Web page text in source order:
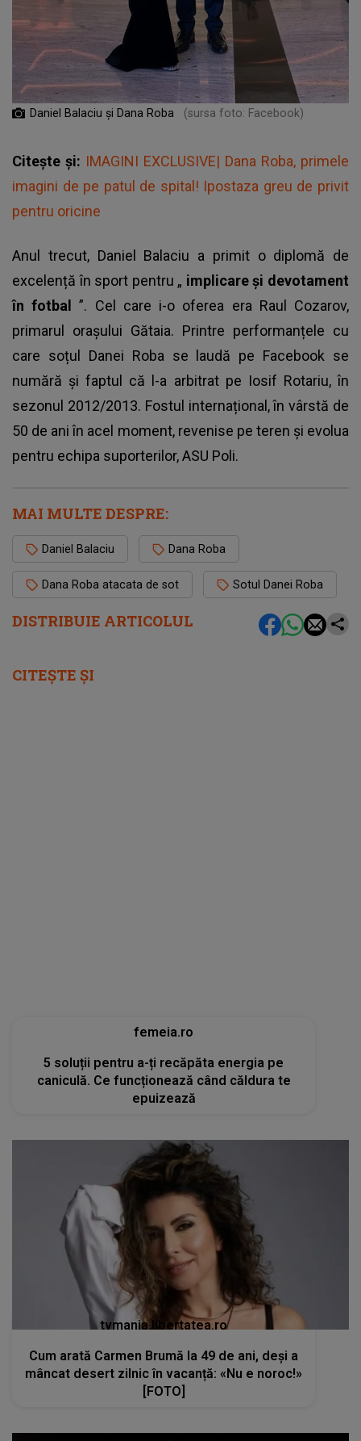
DISTRIBUIE ARTICOLUL
Daniel Balaciu și Dana Roba (sursa foto: Facebook)
Citește și: IMAGINI EXCLUSIVE| Dana Roba, primele
imagini de pe patul de spital! Ipostaza greu de privit
pentru oricine
Anul trecut, Daniel Balaciu a primit o diplomă de
excelență în sport pentru „ implicare și devotament
în fotbal”. Cel care i-o oferea era Raul Cozarov,
primarul orașului Gătaia. Printre performanțele cu
care soțul Danei Roba se laudă pe Facebook se
numără și faptul că l-a arbitrat pe Iosif Rotariu, în
sezonul 2012/2013. Fostul internațional, în vârstă de
50 de ani în acel moment, revenise pe teren și evolua
pentru echipa suporterilor, ASU Poli.
MAI MULTE DESPRE:
Daniel Balaciu Dana Roba
Dana Roba atacata de sot Sotul Danei Roba
CITEȘTE ȘI
femeia.ro
5 soluții pentru a-ți recăpăta energia pe
caniculă. Ce funcționează când căldura te
epuizează
tvmania.libertatea.ro
Cum arată Carmen Brumă la 49 de ani, deși a
mâncat desert zilnic în vacanță: «Nu e noroc!»
[FOTO]